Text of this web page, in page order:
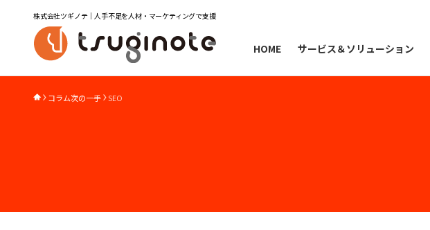
株式会社ツギノテ｜人手不足を人材・マーケティングで支援
HOME サービス＆ソリューション
コラム次の一手 SEO